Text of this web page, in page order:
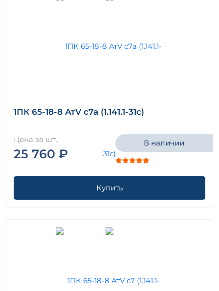
1ПК 65-18-8 АтV с7а (1.141.1-31с)
Цена за шт.
25 760 ₽
В наличии
Купить